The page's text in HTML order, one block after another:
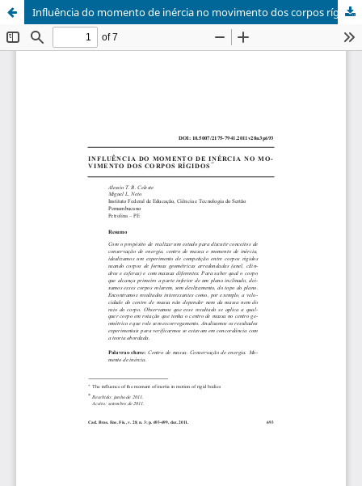
Influência do momento de inércia no movimento dos corpos rígidos